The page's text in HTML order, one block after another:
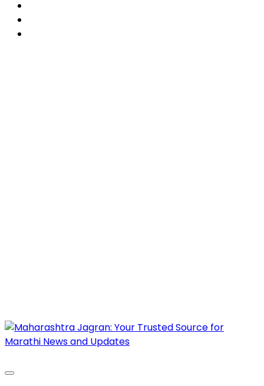
Maharashtra Jagran : Your Trusted Companion